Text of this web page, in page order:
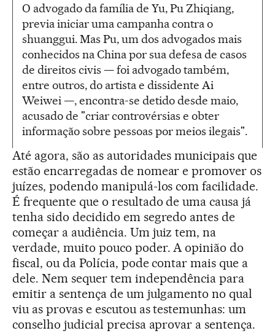
O advogado da família de Yu, Pu Zhiqiang,
previa iniciar uma campanha contra o
shuanggui. Mas Pu, um dos advogados mais
conhecidos na China por sua defesa de casos
de direitos civis — foi advogado também,
entre outros, do artista e dissidente Ai
Weiwei —, encontra-se detido desde maio,
acusado de "criar controvérsias e obter
informação sobre pessoas por meios ilegais".
Até agora, são as autoridades municipais que
estão encarregadas de nomear e promover os
juízes, podendo manipulá-los com facilidade.
É frequente que o resultado de uma causa já
tenha sido decidido em segredo antes de
começar a audiência. Um juiz tem, na
verdade, muito pouco poder. A opinião do
fiscal, ou da Polícia, pode contar mais que a
dele. Nem sequer tem independência para
emitir a sentença de um julgamento no qual
viu as provas e escutou as testemunhas: um
conselho judicial precisa aprovar a sentença.